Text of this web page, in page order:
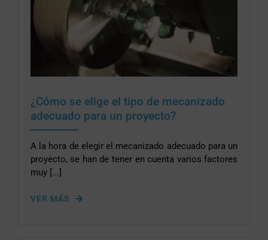
¿Cómo se elige el tipo de mecanizado
adecuado para un proyecto?
A la hora de elegir el mecanizado adecuado para un
proyecto, se han de tener en cuenta varios factores
muy [...]
VER MÁS